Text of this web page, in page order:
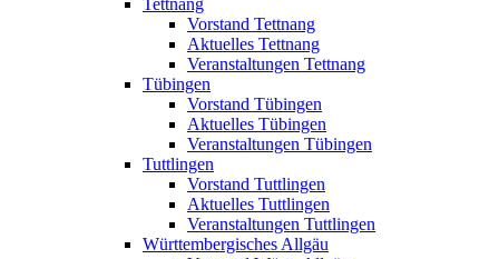
Tettnang
Vorstand Tettnang
Aktuelles Tettnang
Veranstaltungen Tettnang
Tübingen
Vorstand Tübingen
Aktuelles Tübingen
Veranstaltungen Tübingen
Tuttlingen
Vorstand Tuttlingen
Aktuelles Tuttlingen
Veranstaltungen Tuttlingen
Württembergisches Allgäu